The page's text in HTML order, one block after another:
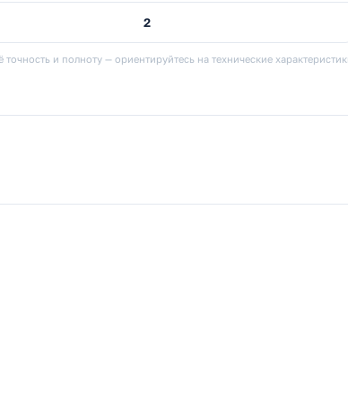
2
и полноту — ориентируйтесь на технические